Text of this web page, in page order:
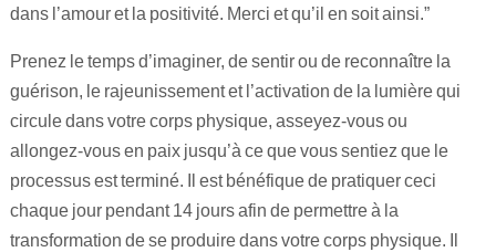
dans l’amour et la positivité. Merci et qu’il en soit ainsi.”
Prenez le temps d’imaginer, de sentir ou de reconnaître la
guérison, le rajeunissement et l’activation de la lumière qui
circule dans votre corps physique, asseyez-vous ou
allongez-vous en paix jusqu’à ce que vous sentiez que le
processus est terminé. Il est bénéfique de pratiquer ceci
chaque jour pendant 14 jours afin de permettre à la
transformation de se produire dans votre corps physique. Il